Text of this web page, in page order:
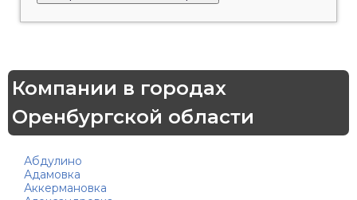
Компании в городах
Оренбургской области
Абдулино
Адамовка
Аккермановка